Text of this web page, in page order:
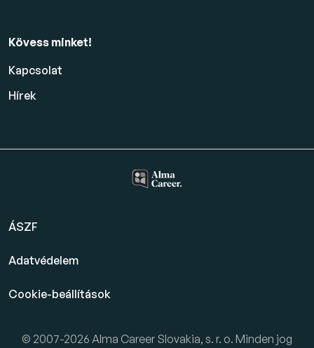
Kövess minket!
Kapcsolat
Hírek
ÁSZF
Adatvédelem
Cookie-beállítások
© 2007-2026 Alma Career Slovakia, s. r. o. Minden jog